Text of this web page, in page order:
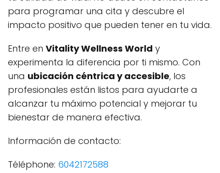
para programar una cita y descubre el
impacto positivo que pueden tener en tu vida.
Entre en Vitality Wellness World y
experimenta la diferencia por ti mismo. Con
una ubicación céntrica y accesible, los
profesionales están listos para ayudarte a
alcanzar tu máximo potencial y mejorar tu
bienestar de manera efectiva.
Información de contacto:
Téléphone: 6042172588